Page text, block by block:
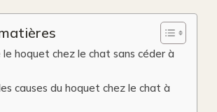
le hoquet chez le chat sans céder à
causes du hoquet chez le chat à